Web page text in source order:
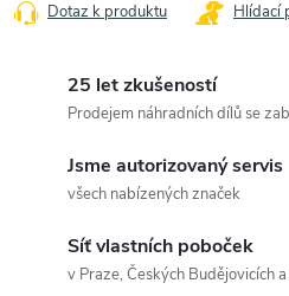
Dotaz k produktu Hlídací
25 let zkušeností
Prodejem náhradních dílů se
Jsme autorizovaný servis
všech nabízených značek
Síť vlastních poboček
v Praze, Českých Budějovicích